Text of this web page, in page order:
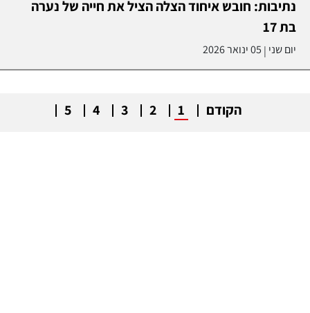
נתיבות: חובש איחוד הצלה הציל את חייה של נערה
בת 17
יום שני | 05 ינואר 2026
הקודם 1
2
3
4
5